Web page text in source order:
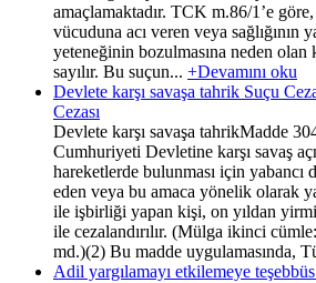
amaçlamaktadır. TCK m.86/1’e göre,
vücuduna acı veren veya sağlığının
yeteneğinin bozulmasına neden olan
sayılır. Bu suçun... +Devamını oku
Devlete karşı savaşa tahrik Suçu
Cezası
Devlete karşı savaşa tahrikMadde
Cumhuriyeti Devletine karşı savaş
hareketlerde bulunması için
eden veya bu amaca yönelik olarak
ile işbirliği yapan kişi, on yıldan yirmi
ile cezalandırılır. (Mülga ikinci
md.)(2) Bu madde uygulamasında,
Adil yargılamayı etkilemeye